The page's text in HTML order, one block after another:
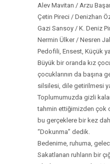
Alev Mavitan / Arzu
Çetin Pireci / Denizhan
Gazi Sansoy / K. Deniz
Nermin Ülker / Nesren
Pedofili, Ensest, Küçük
Büyük bir oranda kız
çocuklarının da başına
silsilesi, dile getirilmesi
Toplumumuzda gizli
tahmin ettiğimizden çok
bu gerçeklere bir kez
“Dokunma” dedik.
Bedenime, ruhuma,
Sakatlanan ruhların bir